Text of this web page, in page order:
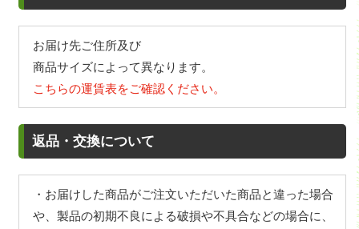
お届け先ご住所及び
商品サイズによって異なります。
こちらの運賃表をご確認ください。
返品・交換について
・お届けした商品がご注文いただいた商品と違った場合
や、製品の初期不良による破損や不具合などの場合に、